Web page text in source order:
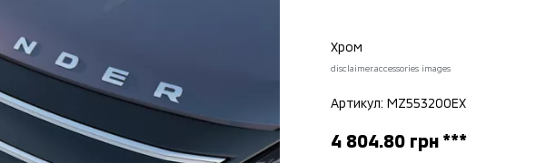
Хром
disclaimer.accessories images
Артикул: MZ553200EX
4 804.80 грн ***